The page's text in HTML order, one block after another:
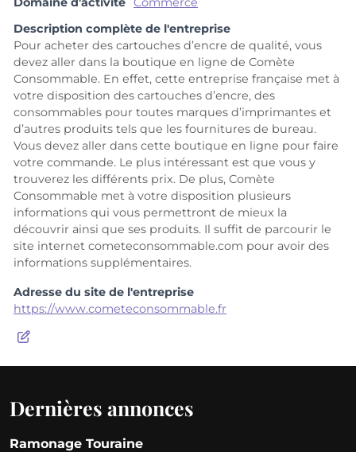
Description complète de l'entreprise
Pour acheter des cartouches d’encre de qualité, vous
devez aller dans la boutique en ligne de Comète
Consommable. En effet, cette entreprise française met à
votre disposition des cartouches d’encre, des
consommables pour toutes marques d’imprimantes et
d’autres produits tels que les fournitures de bureau.
Vous devez aller dans cette boutique en ligne pour faire
votre commande. Le plus intéressant est que vous y
trouverez les différents prix. De plus, Comète
Consommable met à votre disposition plusieurs
informations qui vous permettront de mieux la
découvrir ainsi que ses produits. Il suffit de parcourir le
site internet cometeconsommable.com pour avoir des
informations supplémentaires.
Adresse du site de l'entreprise
https://www.cometeconsommable.fr
Dernières annonces
Ramonage Touraine